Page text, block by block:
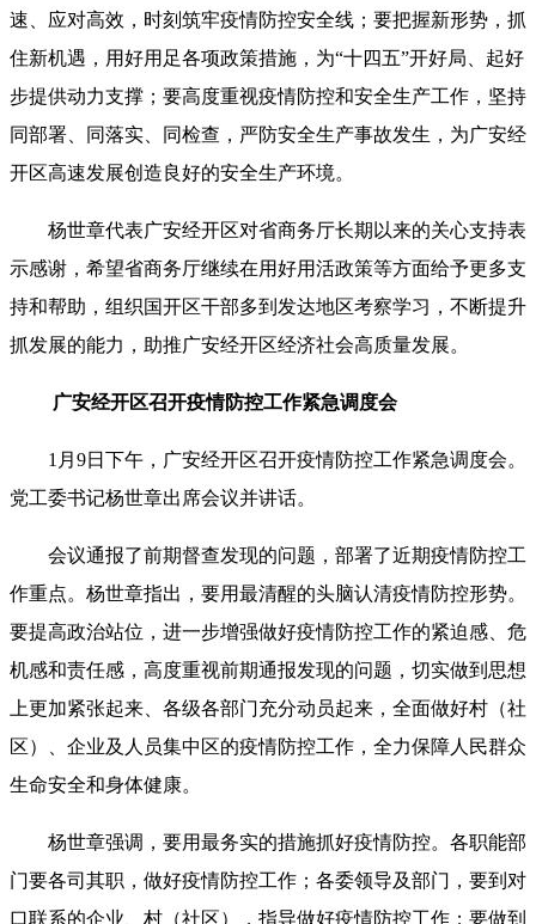
速、应对高效，时刻筑牢疫情防控安全线；要把握新形势，抓
住新机遇，用好用足各项政策措施，为“十四五”开好局、起好
步提供动力支撑；要高度重视疫情防控和安全生产工作，坚持
同部署、同落实、同检查，严防安全生产事故发生，为广安经
开区高速发展创造良好的安全生产环境。
杨世章代表广安经开区对省商务厅长期以来的关心支持表
示感谢，希望省商务厅继续在用好用活政策等方面给予更多支
持和帮助，组织国开区干部多到发达地区考察学习，不断提升
抓发展的能力，助推广安经开区经济社会高质量发展。
广安经开区召开疫情防控工作紧急调度会
1月9日下午，广安经开区召开疫情防控工作紧急调度会。
党工委书记杨世章出席会议并讲话。
会议通报了前期督查发现的问题，部署了近期疫情防控工
作重点。杨世章指出，要用最清醒的头脑认清疫情防控形势。
要提高政治站位，进一步增强做好疫情防控工作的紧迫感、危
机感和责任感，高度重视前期通报发现的问题，切实做到思想
上更加紧张起来、各级各部门充分动员起来，全面做好村（社
区）、企业及人员集中区的疫情防控工作，全力保障人民群众
生命安全和身体健康。
杨世章强调，要用最务实的措施抓好疫情防控。各职能部
门要各司其职，做好疫情防控工作；各委领导及部门，要到对
口联系的企业、村（社区），指导做好疫情防控工作；要做到